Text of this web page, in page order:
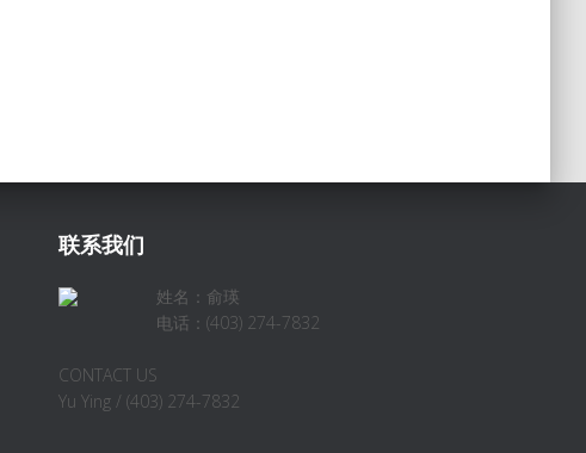
联系我们
姓名：俞瑛
电话：(403) 274-7832
CONTACT US
Yu Ying / (403) 274-7832